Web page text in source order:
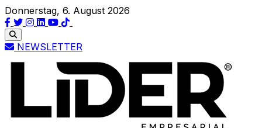
Donnerstag, 6. August 2026
NEWSLETTER